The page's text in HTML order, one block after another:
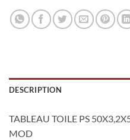
DESCRIPTION
TABLEAU TOILE PS
MOD